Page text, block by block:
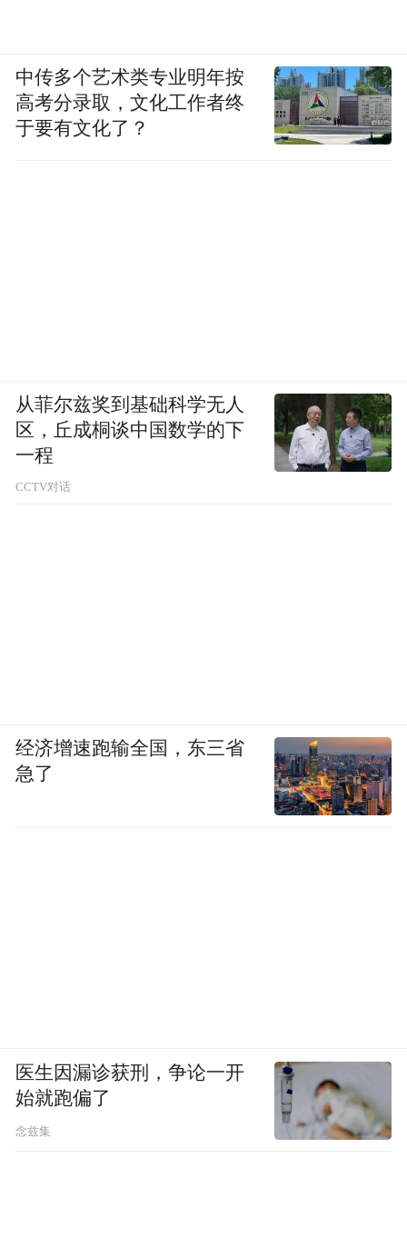
中传多个艺术类专业明年按
高考分录取，文化工作者终
于要有文化了？
从菲尔兹奖到基础科学无人
区，丘成桐谈中国数学的下
一程
CCTV对话
经济增速跑输全国，东三省
急了
医生因漏诊获刑，争论一开
始就跑偏了
念兹集